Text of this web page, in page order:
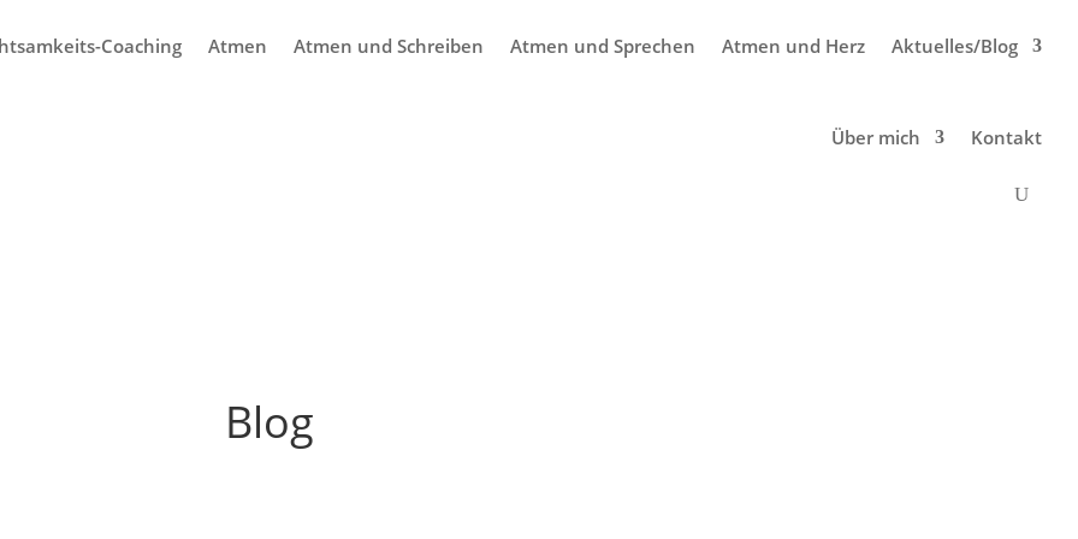
Coaching Atmen Atmen und Schreiben Atmen und Sprechen Atmen und Herz Aktuelles/Blog
Über mich Kontakt
Blog